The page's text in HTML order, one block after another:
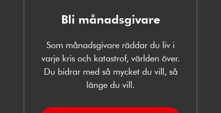
Bli månadsgivare
Som månadsgivare räddar du liv i
varje kris och katastrof, världen över.
Du bidrar med så mycket du vill, så
länge du vill.